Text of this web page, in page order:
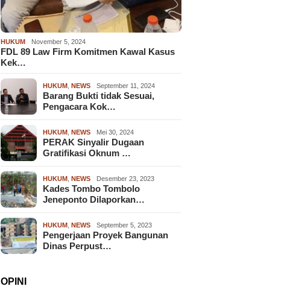
HUKUM November 5, 2024
FDL 89 Law Firm Komitmen Kawal Kasus
Kek…
HUKUM ,NEWS September 11, 2024
Barang Bukti tidak Sesuai,
Pengacara Kok…
HUKUM ,NEWS Mei 30, 2024
PERAK Sinyalir Dugaan
Gratifikasi Oknum …
HUKUM ,NEWS Desember 23, 2023
Kades Tombo Tombolo
Jeneponto Dilaporkan…
HUKUM ,NEWS September 5, 2023
Pengerjaan Proyek Bangunan
Dinas Perpust…
OPINI